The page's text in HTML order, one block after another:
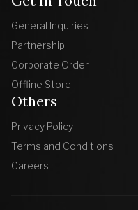
General Inquiries
Partnership
Corporate Order
Offline Store
Others
Privacy Policy
Terms and Conditions
Careers